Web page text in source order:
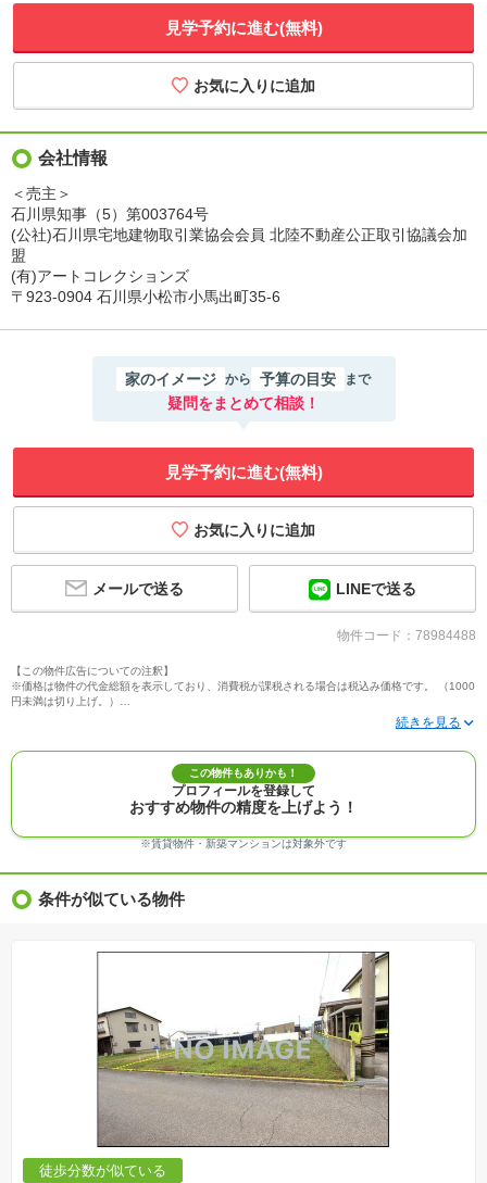
見学予約に進む(無料)
会社情報
＜売主＞
石川県知事（5）第003764号
(公社)石川県宅地建物取引業協会会員 北陸不動産公正取引協議会加
盟
(有)アートコレクションズ
〒923-0904 石川県小松市小馬出町35-6
家のイメージ から 予算の目安 まで
疑問をまとめて相談！
見学予約に進む(無料)
メールで送る LINEで送る
物件コード：78984488
【この物件広告についての注釈】
※価格は物件の代金総額を表示しており、消費税が課税される場合は税込み価格です。 （1000
円未満は切り上げ。）
※写真に写っている、またはパース（絵）や間取り図に描かれている家具や車などは、特にコ
※建築条件付き土地価格には、建物価格は含まれません。
※物件情報は、原則として情報提供日の２日前に最終確認した情報です。
※完成予想図はいずれも外構、植栽、外観等実際のものとは多少異なることがあります。
※モデルルーム・モデルハウス・展示場・ショールームの画像の場合、今回販売の物件と異な
※ＣＧ合成の画像の場合、実際とは多少異なる場合があります。
※物件特徴：販売戸数が複数の物件は、全ての住戸に該当しない項目もあります。
※価格更新：物件価格が変更された日から１週間表示されます。
※建築条件土地の情報内に掲載されている、建物プラン例は、土地購入者の設計プランの参考
※土地（建築条件なし）で「建物プラン例」が表記してある時、そのプラン例は特定の建築請
負会社によるもので、当該建築請負会社以外で建てた場合、同様のものが同価格で建てられる
とは限りません。また建築請負会社を特定するものではありません。
※建築条件付き土地とは、その土地に建築する建物の建築請負契約が、一定期間内に成立する
ことを条件として売買される土地のことをいいます。建築請負契約成立に向けて設計プランを
協議するため、土地購入者が自己の希望する建物の設計協議をするために必要な相当の期間の
交渉期間が設定され、その期間内で希望を満たすプランが実現できたかどうかにより結論を出
します。なお、この期間は概ね3ヶ月程度とされています。納得のいくプランが出来ず、建築請
負契約が成立しない場合、土地売買契約は白紙に戻り、土地契約にかかった代金（土地代金、
手付金など）は名目のいかんに関わらず、全て返却されます。
※課税対象物件の「価格」や「費用等」は消費税込みの「総額表示」で統一しています。
※「本体価格」とは、課税対象物件においては「消費税を除いた建物価格」と「土地価格」の
合計額を指します。
この物件もありかも！
プロフィールを登録して
おすすめ物件の精度を上げよう！
※賃貸物件・新築マンションは対象外です
条件が似ている物件
徒歩分数が似ている